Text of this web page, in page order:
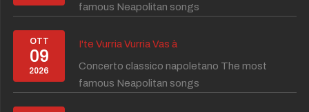
famous Neapolitan songs
OTT
09
2026
I'te Vurria Vurria Vas à
Concerto classico napoletano The most
famous Neapolitan songs